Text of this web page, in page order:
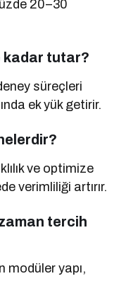
20–30
kadar tutar?
süreçleri
ek yük getirir.
ve optimize
verimliliği artırır.
tercih
modüler yapı,